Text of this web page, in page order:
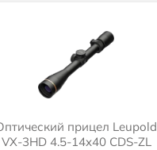
прицел Leupold
VX-3HD 4.5-14x40 CDS-ZL